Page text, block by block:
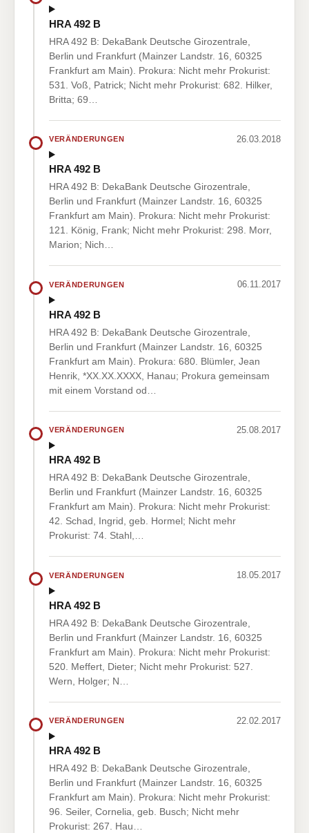
HRA 492 B
HRA 492 B: DekaBank Deutsche Girozentrale,
Berlin und Frankfurt (Mainzer Landstr. 16, 60325
Frankfurt am Main). Prokura: Nicht mehr Prokurist:
531. Voß, Patrick; Nicht mehr Prokurist: 682. Hilker,
Britta; 69…
VERÄNDERUNGEN 26.03.2018
HRA 492 B
HRA 492 B: DekaBank Deutsche Girozentrale,
Berlin und Frankfurt (Mainzer Landstr. 16, 60325
Frankfurt am Main). Prokura: Nicht mehr Prokurist:
121. König, Frank; Nicht mehr Prokurist: 298. Morr,
Marion; Nich…
VERÄNDERUNGEN 06.11.2017
HRA 492 B
HRA 492 B: DekaBank Deutsche Girozentrale,
Berlin und Frankfurt (Mainzer Landstr. 16, 60325
Frankfurt am Main). Prokura: 680. Blümler, Jean
Henrik, *XX.XX.XXXX, Hanau; Prokura gemeinsam
mit einem Vorstand od…
VERÄNDERUNGEN 25.08.2017
HRA 492 B
HRA 492 B: DekaBank Deutsche Girozentrale,
Berlin und Frankfurt (Mainzer Landstr. 16, 60325
Frankfurt am Main). Prokura: Nicht mehr Prokurist:
42. Schad, Ingrid, geb. Hormel; Nicht mehr
Prokurist: 74. Stahl,…
VERÄNDERUNGEN 18.05.2017
HRA 492 B
HRA 492 B: DekaBank Deutsche Girozentrale,
Berlin und Frankfurt (Mainzer Landstr. 16, 60325
Frankfurt am Main). Prokura: Nicht mehr Prokurist:
520. Meffert, Dieter; Nicht mehr Prokurist: 527.
Wern, Holger; N…
VERÄNDERUNGEN 22.02.2017
HRA 492 B
HRA 492 B: DekaBank Deutsche Girozentrale,
Berlin und Frankfurt (Mainzer Landstr. 16, 60325
Frankfurt am Main). Prokura: Nicht mehr Prokurist:
96. Seiler, Cornelia, geb. Busch; Nicht mehr
Prokurist: 267. Hau…